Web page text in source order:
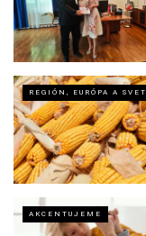
REGIÓN, EURÓPA A SVET
AKCENTUJEME